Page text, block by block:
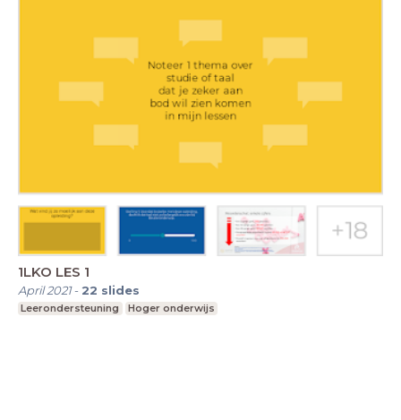
1LKO LES 1
April 2021- 22 slides
Leerondersteuning Hoger onderwijs